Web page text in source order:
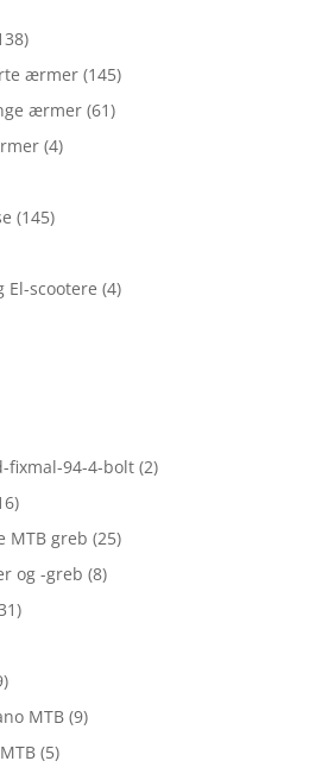
ærmer (145)
ærmer (61)
(4)
(145)
El-scootere (4)
fixmal-94-4-bolt (2)
MTB greb (25)
og -greb (8)
MTB (9)
(5)